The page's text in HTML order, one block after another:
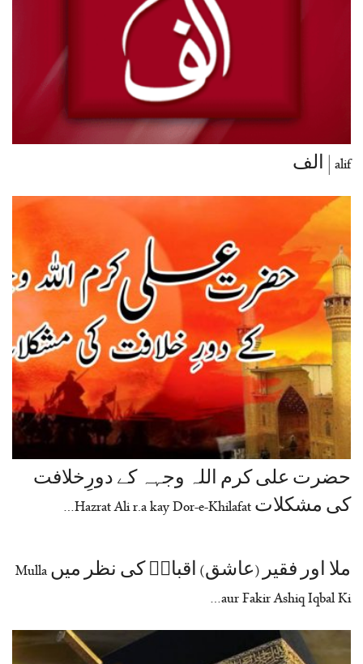
alif | الف
حضرت علی کرم اللہ وجہہ کے دورِخلافت
کی مشکلات Hazrat Ali r.a kay Dor-e-Khilafat…
ملا اور فقیر (عاشق) اقبالؒ کی نظر میں Mulla
aur Fakir Ashiq Iqbal Ki…